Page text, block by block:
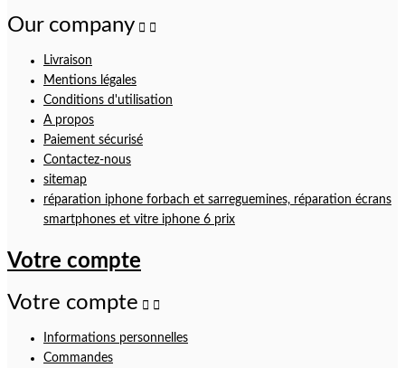
Our company  
Livraison
Mentions légales
Conditions d'utilisation
A propos
Paiement sécurisé
Contactez-nous
sitemap
réparation iphone forbach et sarreguemines, réparation écrans
smartphones et vitre iphone 6 prix
Votre compte
Votre compte  
Informations personnelles
Commandes